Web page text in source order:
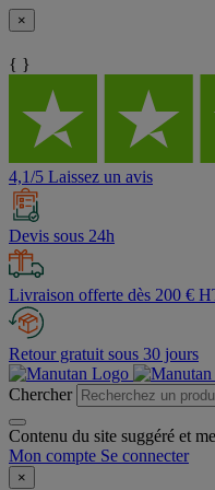
×
{ }
4,1/5 Laissez un avis
Devis sous 24h
Livraison offerte dès 200 €
Retour gratuit sous 30 jours
Chercher
Contenu du site suggéré et
Mon compte Se connecter
×